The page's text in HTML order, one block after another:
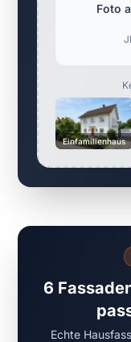
Foto
Einfamilienhaus
6
Echte